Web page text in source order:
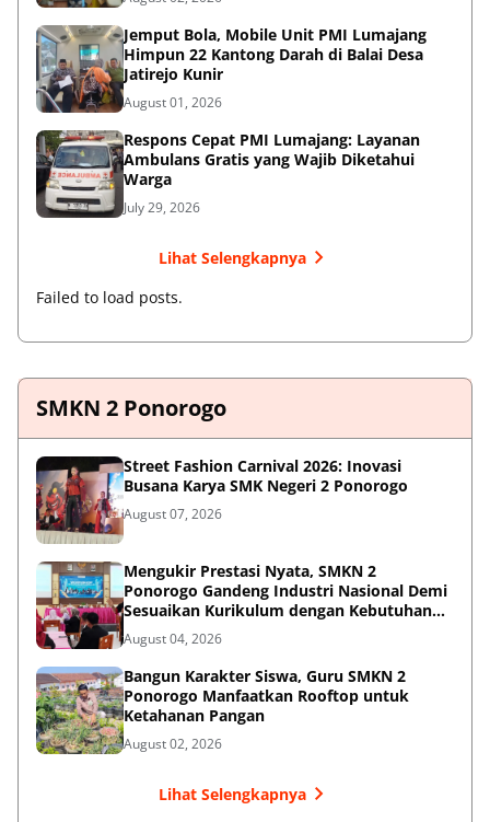
Jemput Bola, Mobile Unit PMI Lumajang
Himpun 22 Kantong Darah di Balai Desa
Jatirejo Kunir
August 01, 2026
Respons Cepat PMI Lumajang: Layanan
Ambulans Gratis yang Wajib Diketahui
Warga
July 29, 2026
Lihat Selengkapnya
Failed to load posts.
SMKN 2 Ponorogo
Street Fashion Carnival 2026: Inovasi
Busana Karya SMK Negeri 2 Ponorogo
August 07, 2026
Mengukir Prestasi Nyata, SMKN 2
Ponorogo Gandeng Industri Nasional Demi
Sesuaikan Kurikulum dengan Kebutuhan
Dunia Kerja
August 04, 2026
Bangun Karakter Siswa, Guru SMKN 2
Ponorogo Manfaatkan Rooftop untuk
Ketahanan Pangan
August 02, 2026
Lihat Selengkapnya